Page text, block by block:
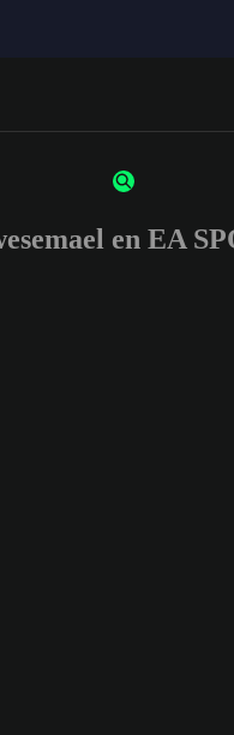
o números.en EA